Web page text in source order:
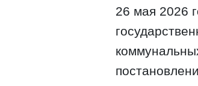
26 мая 2026